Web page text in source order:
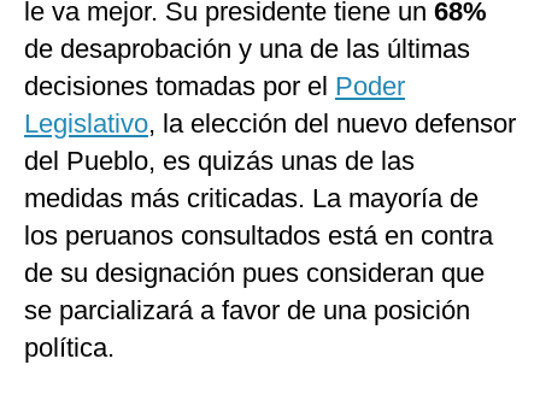
le va mejor. Su presidente tiene un 68%
de desaprobación y una de las últimas
decisiones tomadas por el Poder
Legislativo, la elección del nuevo defensor
del Pueblo, es quizás unas de las
medidas más criticadas. La mayoría de
los peruanos consultados está en contra
de su designación pues consideran que
se parcializará a favor de una posición
política.